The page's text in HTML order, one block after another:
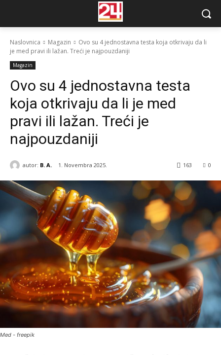
Naslovnica Magazin
Ovo su 4 jednostavna testa koja otkrivaju da li
je med pravi ili lažan. Treći je najpouzdaniji
Magazin
Ovo su 4 jednostavna testa
koja otkrivaju da li je med
pravi ili lažan. Treći je
najpouzdaniji
autor: B. A. 1. Novembra 2025. 0
163
Med - freepik